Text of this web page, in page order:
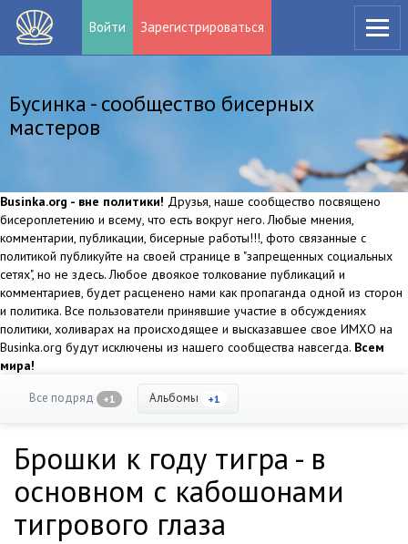
Войти Зарегистрироваться
Бусинка - сообщество бисерных
мастеров
Businka.org - вне политики! Друзья, наше сообщество посвящено
бисероплетению и всему, что есть вокруг него. Любые мнения,
комментарии, публикации, бисерные работы!!!, фото связанные с
политикой публикуйте на своей странице в "запрещенных социальных
сетях", но не здесь. Любое двоякое толкование публикаций и
комментариев, будет расценено нами как пропаганда одной из сторон
и политика. Все пользователи принявшие участие в обсуждениях
политики, холиварах на происходящее и высказавшее свое ИМХО на
Businka.org будут исключены из нашего сообщества навсегда. Всем
мира!
Все подряд +1 Альбомы +1
Брошки к году тигра - в
основном с кабошонами
тигрового глаза